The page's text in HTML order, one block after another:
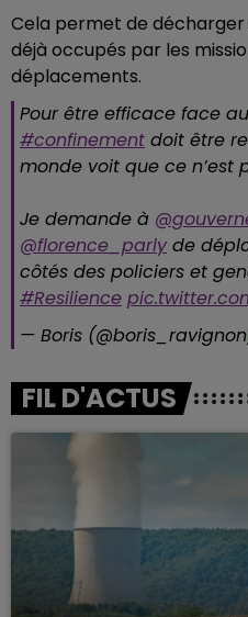
Cela permet de
déjà occupés par les
déplacements.
Pour être efficace face au
#confinement doit être
monde voit que ce n’est
Je demande à
@florence_parlyde
côtés des policiers et
#Resilience
— Boris
FIL D'ACTUS